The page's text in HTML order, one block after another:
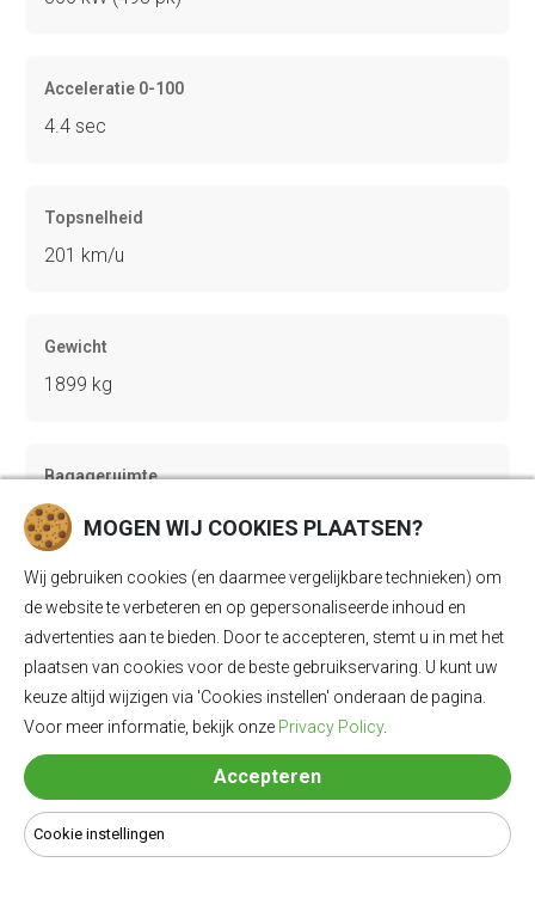
Acceleratie 0-100
4.4 sec
Topsnelheid
201 km/u
Gewicht
1899 kg
Bagageruimte
594 Ll
Lengte
4720 mm
Breedte
Hoogte
MOGEN WIJ COOKIES PLAATSEN?
Wij gebruiken cookies (en daarmee vergelijkbare technieken) om
de website te verbeteren en op gepersonaliseerde inhoud en
advertenties aan te bieden. Door te accepteren, stemt u in met het
plaatsen van cookies voor de beste gebruikservaring. U kunt uw
keuze altijd wijzigen via 'Cookies instellen' onderaan de pagina.
Voor meer informatie, bekijk onze Privacy Policy.
Accepteren
Cookie instellingen